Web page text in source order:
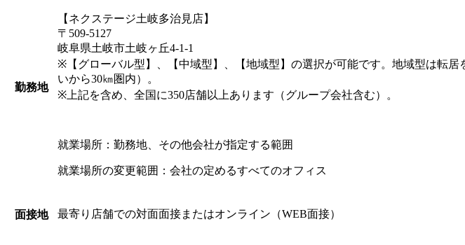
勤務地
【ネクステージ土岐多治見店】
〒509-5127
岐阜県土岐市土岐ヶ丘4-1-1
※【グローバル型】、【中域型】、【地域型】の選択が可能です。地域型は転居
いから30㎞圏内）。
※上記を含め、全国に350店舗以上あります（グループ会社含む）。
就業場所：勤務地、その他会社が指定する範囲
就業場所の変更範囲：会社の定めるすべてのオフィス
面接地 最寄り店舗での対面面接またはオンライン（WEB面接）